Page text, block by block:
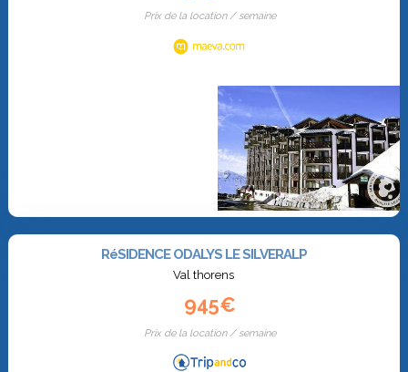
Prix de la location / semaine
RéSIDENCE ODALYS LE SILVERALP
Val thorens
945€
Prix de la location / semaine